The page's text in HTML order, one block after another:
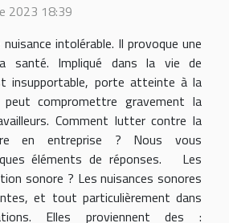
2023 18:39
intolérable. Il provoque une
santé. Impliqué dans la vie de
insupportable, porte atteinte à la
compromettre gravement la
Comment lutter contre la
en entreprise ? Nous vous
éléments de réponses. Les
sonore ? Les nuisances sonores
et tout particulièrement dans
Elles proviennent des :